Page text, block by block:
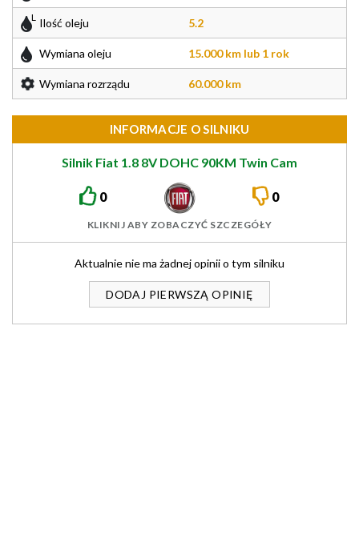
Ilość oleju 5.2
Wymiana oleju 15.000 km lub 1 rok
Wymiana rozrządu 60.000 km
INFORMACJE O SILNIKU
Silnik Fiat 1.8 8V DOHC 90KM Twin Cam
0 0
KLIKNIJ ABY ZOBACZYĆ SZCZEGÓŁY
Aktualnie nie ma żadnej opinii o tym silniku
DODAJ PIERWSZĄ OPINIĘ